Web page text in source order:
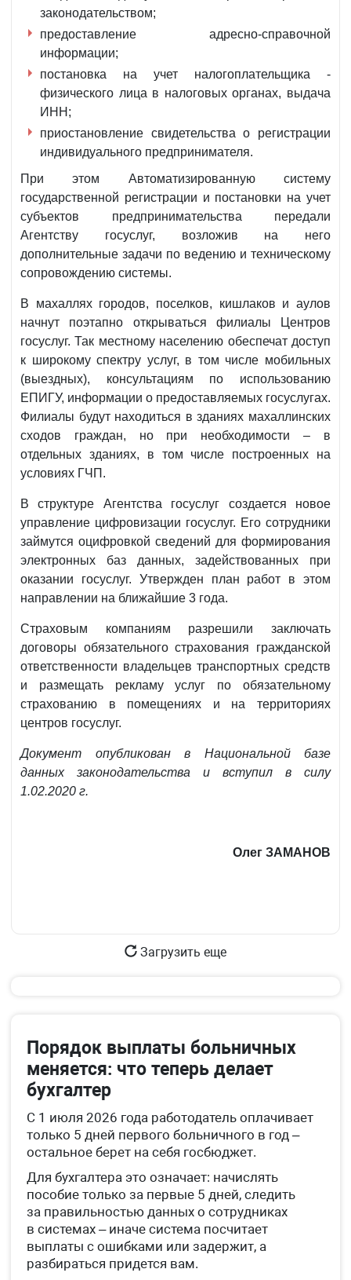
законодательством;
предоставление адресно-справочной
информации;
постановка на учет налогоплательщика -
физического лица в налоговых органах, выдача
ИНН;
приостановление свидетельства о регистрации
индивидуального предпринимателя.
При этом Автоматизированную систему
государственной регистрации и постановки на учет
субъектов предпринимательства передали
Агентству госуслуг, возложив на него
дополнительные задачи по ведению и техническому
сопровождению системы.
В махаллях городов, поселков, кишлаков и аулов
начнут поэтапно открываться филиалы Центров
госуслуг. Так местному населению обеспечат доступ
к широкому спектру услуг, в том числе мобильных
(выездных), консультациям по использованию
ЕПИГУ, информации о предоставляемых госуслугах.
Филиалы будут находиться в зданиях махаллинских
сходов граждан, но при необходимости – в
отдельных зданиях, в том числе построенных на
условиях ГЧП.
В структуре Агентства госуслуг создается новое
управление цифровизации госуслуг. Его сотрудники
займутся оцифровкой сведений для формирования
электронных баз данных, задействованных при
оказании госуслуг. Утвержден план работ в этом
направлении на ближайшие 3 года.
Страховым компаниям разрешили заключать
договоры обязательного страхования гражданской
ответственности владельцев транспортных средств
и размещать рекламу услуг по обязательному
страхованию в помещениях и на территориях
центров госуслуг.
Документ опубликован в Национальной базе
данных законодательства и вступил в силу
1.02.2020 г.
Олег ЗАМАНОВ
Загрузить еще
Порядок выплаты больничных
меняется: что теперь делает
бухгалтер
С 1 июля 2026 года работодатель оплачивает
только 5 дней первого больничного в год –
остальное берет на себя госбюджет.
Для бухгалтера это означает: начислять
пособие только за первые 5 дней, следить
за правильностью данных о сотрудниках
в системах – иначе система посчитает
выплаты с ошибками или задержит, а
разбираться придется вам.